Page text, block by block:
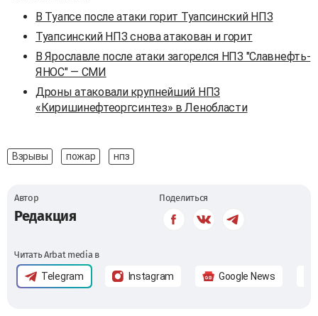
В Туапсе после атаки горит Туапсинский НПЗ
Туапсинский НПЗ снова атакован и горит
В Ярославле после атаки загорелся НПЗ "Славнефть-
ЯНОС" — СМИ
Дроны атаковали крупнейший НПЗ
«Киришинефтеоргсинтез» в Ленобласти
Взрывы пожар нпз
Автор
Редакция
Поделиться
Читать Arbat media в
Telegram Instagram Google News